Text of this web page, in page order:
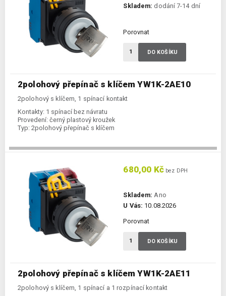
2polohový přepínač s klíčem YW1K-2AE10
2polohový s klíčem, 1 spínací kontakt
Kontakty: 1 spínací bez návratu
Provedení: černý plastový kroužek
Typ: 2polohový přepínač s klíčem
Skladem: dodání 7-14 dní
Porovnat
DO KOŠÍKU
2polohový přepínač s klíčem YW1K-2AE11
2polohový s klíčem, 1 spínací a 1 rozpínací kontakt
680,00 Kč bez DPH
Skladem: Ano
U Vás: 10.08.2026
Porovnat
DO KOŠÍKU